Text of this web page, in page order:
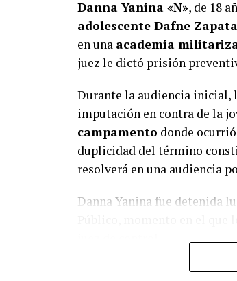
Danna Yanina «N», de 18
adolescente Dafne
en una academia
juez le dictó prisión
Durante la audiencia inicial,
imputación en contra de la
campamento donde
duplicidad del término
resolverá en una audiencia
Danna Yanina fue detenida
El caso es investigado bajo